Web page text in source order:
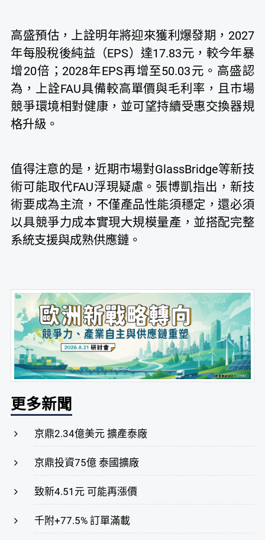
高盛預估，上詮明年將迎來獲利爆發期，2027
年每股稅後純益（EPS）達17.83元，較今年暴
增20倍；2028年EPS再增至50.03元。高盛認
為，上詮FAU具備較高單價與毛利率，且市場
競爭環境相對健康，並可望持續受惠交換器規
格升級。
值得注意的是，近期市場對GlassBridge等新技
術可能取代FAU浮現疑慮。張博凱指出，新技
術要成為主流，不僅產品性能須穩定，還必須
以具競爭力成本實現大規模量產，並搭配完整
系統支援與成熟供應鏈。
更多新聞
京鼎2.34億美元 擴產泰廠
京鼎投資75億 泰國擴廠
致新4.51元 可能再漲價
千附+77.5% 訂單滿載